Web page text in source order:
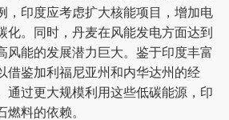
，印度应考虑扩大核能项目，增加电
化。同时，丹麦在风能发电方面达到
风能的发展潜力巨大。鉴于印度丰富
借鉴加利福尼亚州和内华达州的经
通过更大规模利用这些低碳能源，印
燃料的依赖。